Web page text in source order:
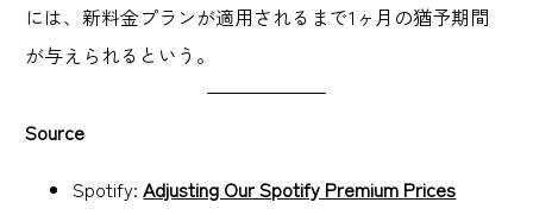
には、新料金プランが適用されるまで1ヶ月の猶予期間
が与えられるという。
Source
Spotify:Adjusting Our Spotify Premium Prices